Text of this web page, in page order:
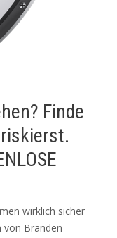
Finde
wirklich sicher
von Bränden